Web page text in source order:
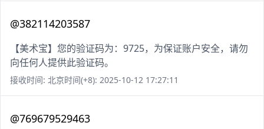
@382114203587
【美术宝】您的验证码为：9725，为保证账户安全，请勿
向任何人提供此验证码。
接收时间: 北京时间(+8): 2025-10-12 17:27:11
@769679529463